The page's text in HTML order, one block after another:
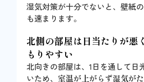
湿気対策が十分でないと、壁紙
も速まります。
北側の部屋は日当たりが悪
もりやすい
北向きの部屋は、1日を通して日
いため、 室温が上がらず湿気が